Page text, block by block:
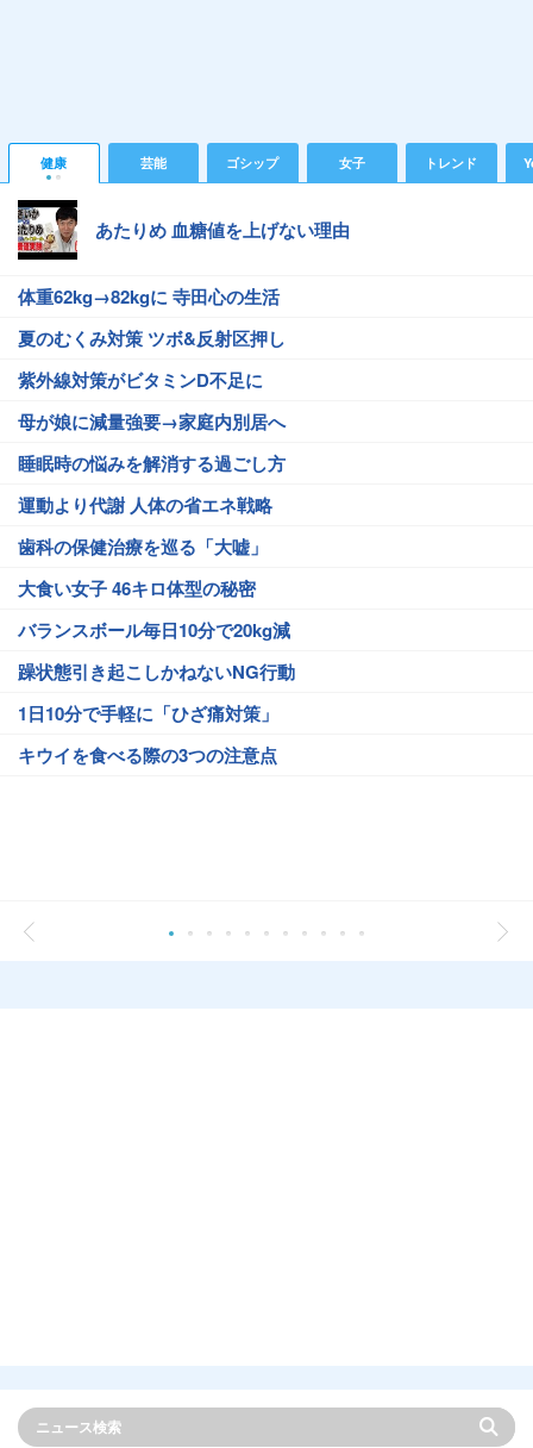
健康 芸能 ゴシップ 女子 トレンド
あたりめ 血糖値を上げない理由
体重62kg→82kgに 寺田心の生活
夏のむくみ対策 ツボ&反射区押し
紫外線対策がビタミンD不足に
母が娘に減量強要→家庭内別居へ
睡眠時の悩みを解消する過ごし方
運動より代謝 人体の省エネ戦略
歯科の保健治療を巡る「大嘘」
大食い女子 46キロ体型の秘密
バランスボール毎日10分で20kg減
躁状態引き起こしかねないNG行動
1日10分で手軽に「ひざ痛対策」
キウイを食べる際の3つの注意点